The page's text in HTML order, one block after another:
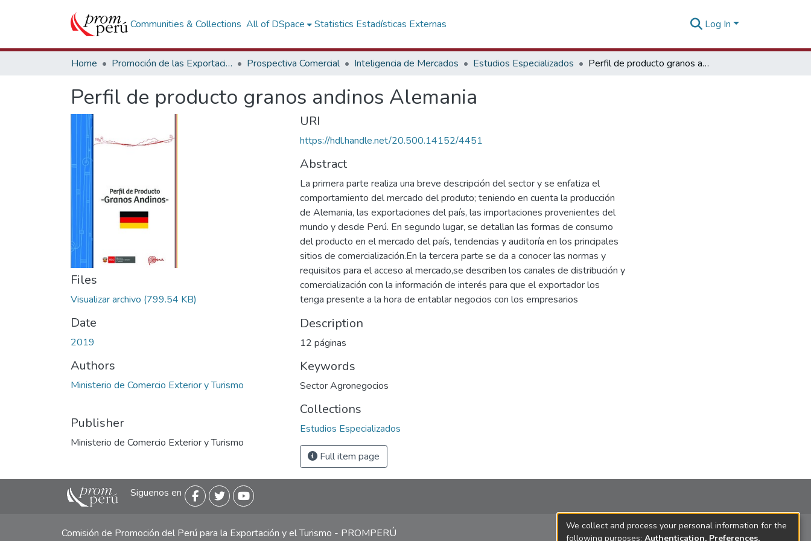
Communities & Collections All of DSpace Statistics Estadísticas Externas Log In
Home Promoción de las Exportaciones Prospectiva Comercial Inteligencia de Mercados Estudios Especializados Perfil de producto granos andinos Alemania
Perfil de producto granos andinos Alemania
Files
Visualizar archivo (799.54 KB)
Date
2019
Authors
Ministerio de Comercio Exterior y Turismo
Publisher
Ministerio de Comercio Exterior y Turismo
URI
https://hdl.handle.net/20.500.14152/4451
Abstract
La primera parte realiza una breve descripción del sector y se enfatiza el
comportamiento del mercado del produto; teniendo en cuenta la producción
de Alemania, las exportaciones del país, las importaciones provenientes del
mundo y desde Perú. En segundo lugar, se detallan las formas de consumo
del producto en el mercado del país, tendencias y auditoría en los principales
sitios de comercialización.En la tercera parte se da a conocer las normas y
requisitos para el acceso al mercado,se describen los canales de distribución y
comercialización con la información de interés para que el exportador los
tenga presente a la hora de entablar negocios con los empresarios
Description
12 páginas
Keywords
Sector Agronegocios
Collections
Estudios Especializados
Full item page
Siguenos en
Comisión de Promoción del Perú para la Exportación y el Turismo - PROMPERÚ
We collect and process your personal information for the
following purposes: Authentication, Preferences,